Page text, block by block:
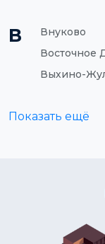
В
Внуково
Восточное
Выхино-
Показать ещё